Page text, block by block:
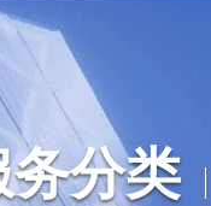
务分类